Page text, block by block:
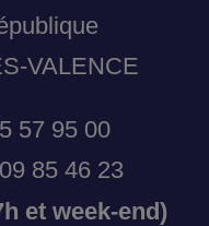
VALENCE
57 95 00
85 46 23
et week-end)